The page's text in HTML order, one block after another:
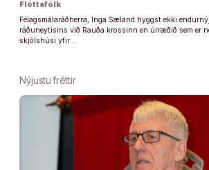
Flóttafólk
Félagsmálaráðherra, Inga Sæland hyggst ekki
ráðuneytisins við Rauða krossinn en úrræðið sem er
skjólshúsi yfir …
Nýjustu fréttir